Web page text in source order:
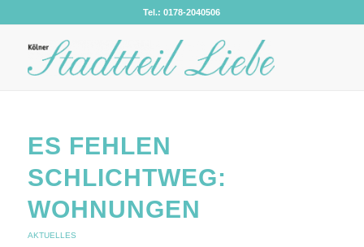
Tel.: 0178-2040506
ES FEHLEN
SCHLICHTWEG:
WOHNUNGEN
AKTUELLES